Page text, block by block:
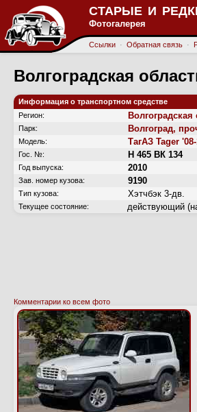
СТАРЫЕ И
Фотогалерея
Ссылки · Обратная связь ·
Волгоградская
Информация о транспортном средстве
Регион:
Волгоградская
Парк: Волгоград,
Модель: ТагАЗ Tager
Гос. №: Н 465 ВК 134
Год выпуска: 2010
Зав. номер кузова: 9190
Тип кузова: Хэтчбэк 3-дв.
Текущее состояние: действующий
Комментарии ко всем фото